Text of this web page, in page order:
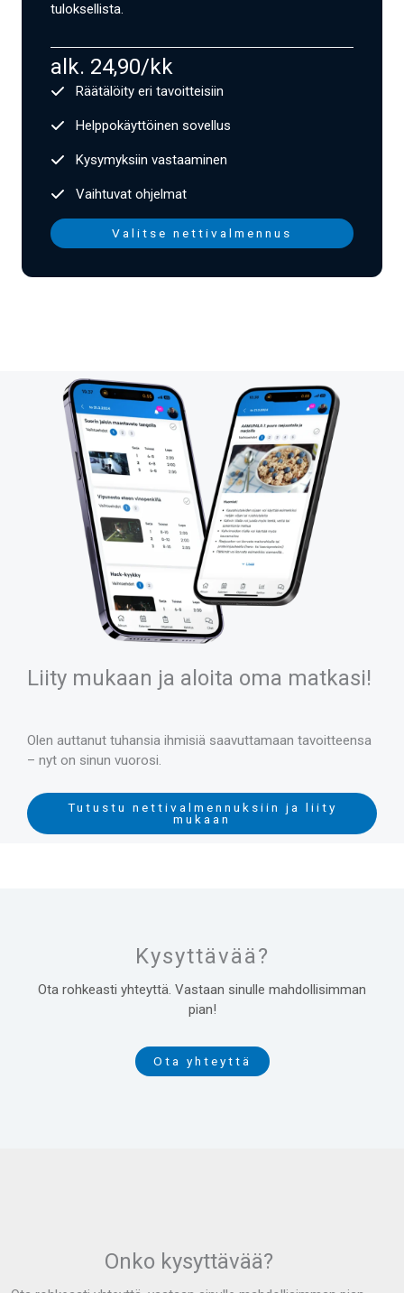
tuloksellista.
alk. 24,90/kk
Räätälöity eri tavoitteisiin
Helppokäyttöinen sovellus
Kysymyksiin vastaaminen
Vaihtuvat ohjelmat
Valitse nettivalmennus
Liity mukaan ja aloita oma matkasi!
Olen auttanut tuhansia ihmisiä saavuttamaan tavoitteensa
– nyt on sinun vuorosi.
Tutustu nettivalmennuksiin ja liity
mukaan
Kysyttävää?
Ota rohkeasti yhteyttä. Vastaan sinulle mahdollisimman
pian!
Ota yhteyttä
Onko kysyttävää?